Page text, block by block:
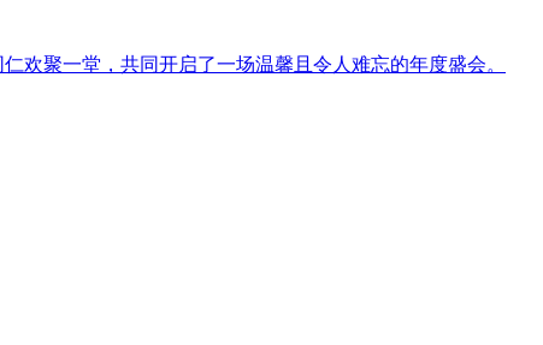
欢聚一堂，共同开启了一场温馨且令人难忘的年度盛会。